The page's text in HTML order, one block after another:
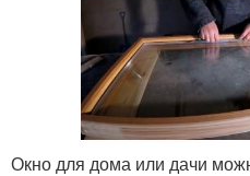
Окно для дома или дачи